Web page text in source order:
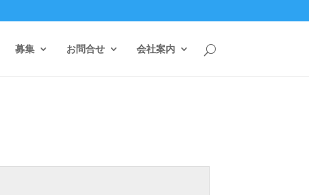
募集 お問合せ 会社案内